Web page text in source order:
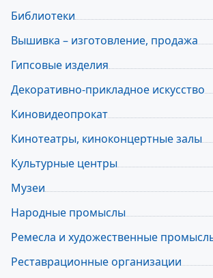
Библиотеки
Вышивка – изготовление, продажа
Гипсовые изделия
Декоративно-прикладное искусство
Киновидеопрокат
Кинотеатры, киноконцертные залы
Культурные центры
Музеи
Народные промыслы
Ремесла и художественные
Реставрационные организации